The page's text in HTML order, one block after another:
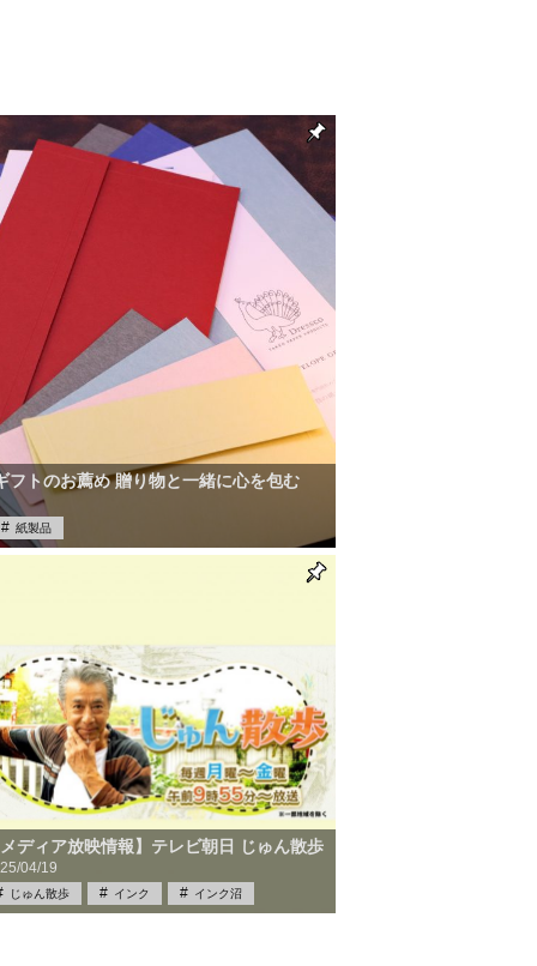
フトのお薦め 贈り物と一緒に心を包む
紙製品
ディア放映情報】テレビ朝日 じゅん散歩
04/19
じゅん散歩 インク インク沼